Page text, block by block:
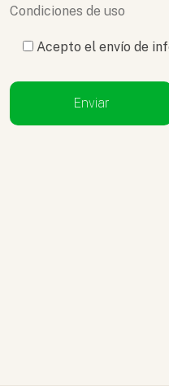
Condiciones de uso
Acepto el envío de